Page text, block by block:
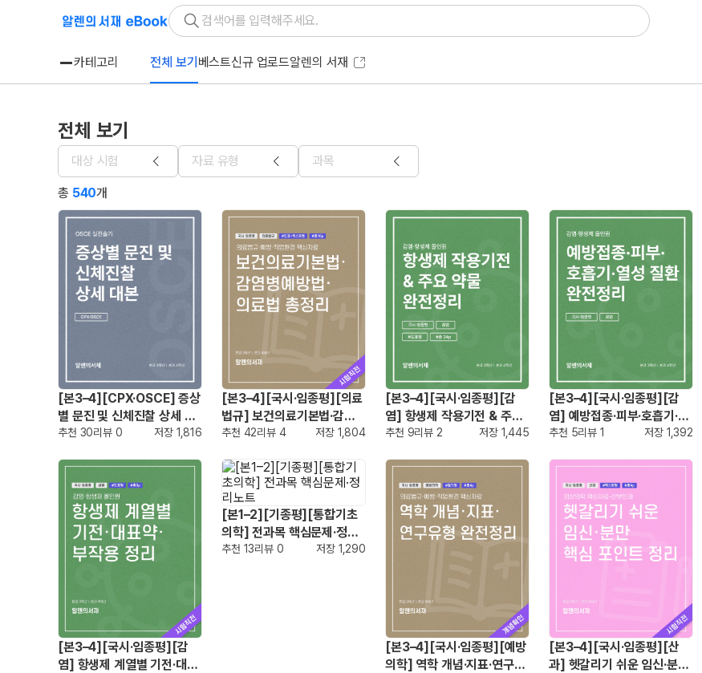
카테고리 전체 보기 베스트신규 업로드알렌의 서재
전체 보기
대상 시험 자료 유형 과목
총 540개
[본3–4][CPX·OSCE] 증상
별 문진 및 신체진찰 상세 대
본
추천 30리뷰 0 저장 1,816
[본3–4][국시·임종평][의료
법규] 보건의료기본법·감염
병예방법·의료법 총정리
추천 42리뷰 4 저장 1,804
[본3–4][국시·임종평][감
염] 항생제 작용기전 & 주요
약물 완전정리
추천 9리뷰 2 저장 1,445
[본3–4][국시·임종평][감
염] 예방접종·피부·호흡기·열
성 질환 완전정리
추천 5리뷰 1 저장 1,392
[본3–4][국시·임종평][감
염] 항생제 계열별 기전·대표
[본1–2][기종평][통합기초
의학] 전과목 핵심문제·정리
노트
추천 13리뷰 0 저장 1,290
[본3–4][국시·임종평][예방
의학] 역학 개념·지표·연구유
[본3–4][국시·임종평][산
과] 헷갈리기 쉬운 임신·분만